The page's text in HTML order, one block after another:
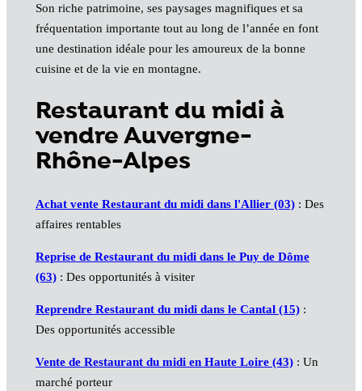
Son riche patrimoine, ses paysages magnifiques et sa
fréquentation importante tout au long de l’année en font
une destination idéale pour les amoureux de la bonne
cuisine et de la vie en montagne.
Restaurant du midi à
vendre Auvergne-
Rhône-Alpes
Achat vente Restaurant du midi dans l'Allier (03): Des
affaires rentables
Reprise de Restaurant du midi dans le Puy de Dôme
(63): Des opportunités à visiter
Reprendre Restaurant du midi dans le Cantal (15):
Des opportunités accessible
Vente de Restaurant du midi en Haute Loire (43): Un
marché porteur